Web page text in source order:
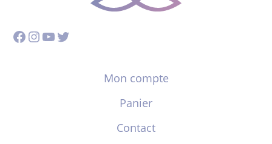
Facebook
Instagram
YouTube
Twitter
Mon compte
Panier
Contact